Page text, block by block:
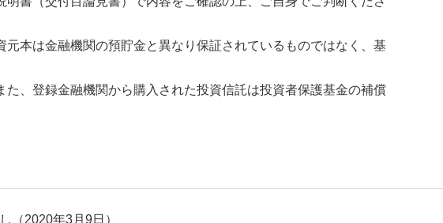
本は金融機関の預貯金と異なり保証されているものではなく、基
、登録金融機関から購入された投資信託は投資者保護基金の補償
（2020年3月9日）